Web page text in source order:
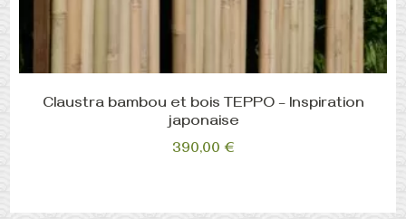
Claustra bambou et bois TEPPO – Inspiration
japonaise
390,00 €